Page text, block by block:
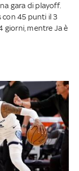
gara di playoff.
con 45 punti il 3
giorni, mentre Ja è